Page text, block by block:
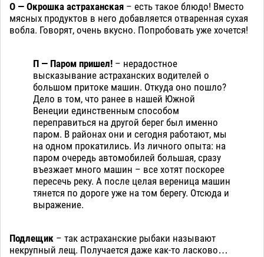
О — Окрошка астраханская – есть такое блюдо! Вместо
мясных продуктов в него добавляется отваренная сухая
вобла. Говорят, очень вкусно. Попробовать уже хочется!
П — Паром пришел! – нерадостное
высказывание астраханских водителей о
большом притоке машин. Откуда оно пошло?
Дело в том, что ранее в нашей Южной
Венеции единственным способом
переправиться на другой берег был именно
паром. В районах они и сегодня работают, мы
на одном прокатились. Из личного опыта: на
паром очередь автомобилей большая, сразу
въезжает много машин – все хотят поскорее
пересечь реку. А после целая вереница машин
тянется по дороге уже на том берегу. Отсюда и
выражение.
Подлещик – так астраханские рыбаки называют
некрупный лещ. Получается даже как-то ласково…